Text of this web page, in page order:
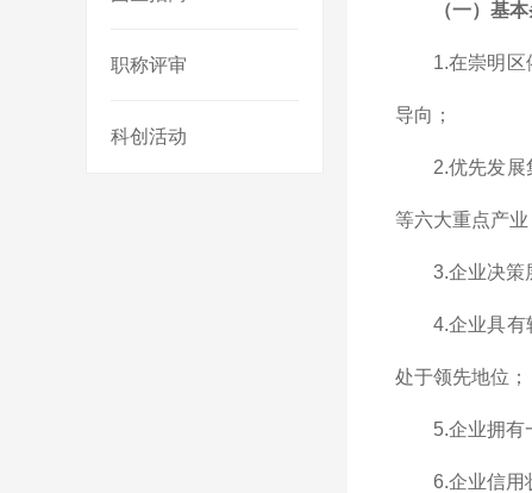
职称评审
科创活动
（一）基
1.在崇明
导向；
2.优先发
等六大重点产业
3.企业决策
4.企业具有
处于领先地位；
5.企业拥有
6.企业信用